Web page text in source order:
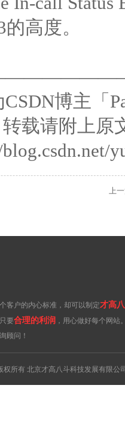
高度。
博主「
载请附上原
上
客户的内心标准，却可以制定才高
要合理的利润 ，用心做好每个网站
顾问！
权所有 北京才高八斗科技发展有限公